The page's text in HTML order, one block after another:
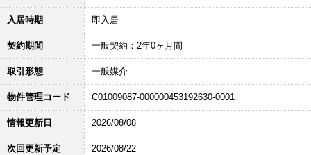
入居時期 即入居
契約期間 一般契約：2年0ヶ月間
取引形態 一般媒介
物件管理コード C01009087-000000453192630-0001
情報更新日 2026/08/08
次回更新予定 2026/08/22